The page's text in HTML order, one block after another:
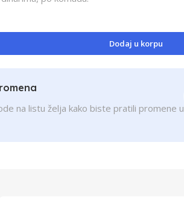
Dodaj u korpu
na listu želja kako biste pratili promene u